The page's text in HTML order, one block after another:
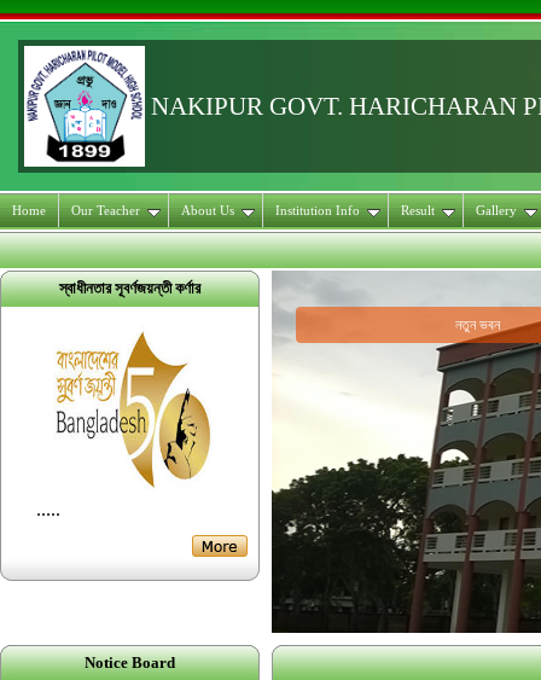
NAKIPUR GOVT. HARICHARAN
Home Our Teacher About Us Institution Info Result Gallery
স্বাধীনতার সূবর্ণজয়ন্তী কর্ণার
.....
নতুন ভবন
Notice Board